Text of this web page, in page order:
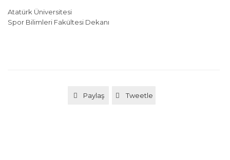
Atatürk Üniversitesi
Spor Bilimleri Fakültesi Dekanı
 Paylaş  Tweetle